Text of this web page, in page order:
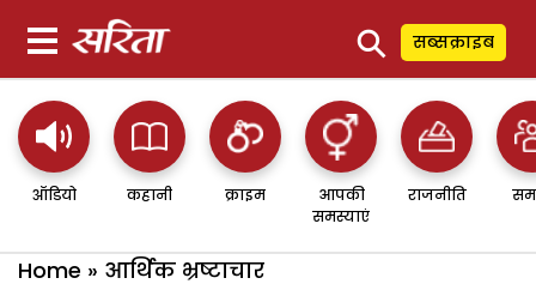
⚲ सब्सक्राइब
ऑडियो कहानी क्राइम
आपकी
समस्याएं
राजनीति
Home » आर्थिक भ्रष्टाचार